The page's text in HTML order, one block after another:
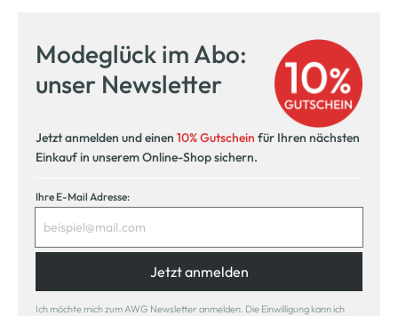
Modeglück im Abo:
unser Newsletter
Jetzt anmelden und einen 10% Gutschein für Ihren nächsten
Einkauf in unserem Online-Shop sichern.
Ihre E-Mail Adresse:
Jetzt anmelden
Ich möchte mich zum AWG Newsletter anmelden. Die Einwilligung kann ich